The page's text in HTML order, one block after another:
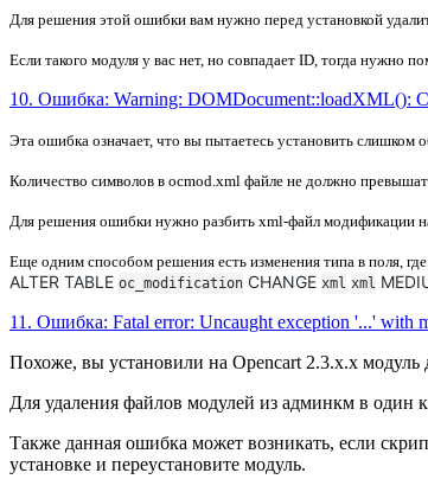
Для решения этой ошибки вам нужно перед установкой
Если такого модуля у вас нет, но совпадает ID, тогда нужно
10. Ошибка: Warning: DOMDocument::loadXML():
Эта ошибка означает, что вы пытаетесь установить слишком
Количество символов в ocmod.xml файле не должно
Для решения ошибки нужно разбить xml-файл модификации
Еще одним способом решения есть изменения типа в поля,
ALTER TABLE oc_modification CHANGE xml xml
11. Ошибка: Fatal error: Uncaught exception '...' with
Похоже, вы установили на Opencart 2.3.x.x модуль
Для удаления файлов модулей из админкм в один
Также данная ошибка может возникать, если
установке и переустановите модуль.